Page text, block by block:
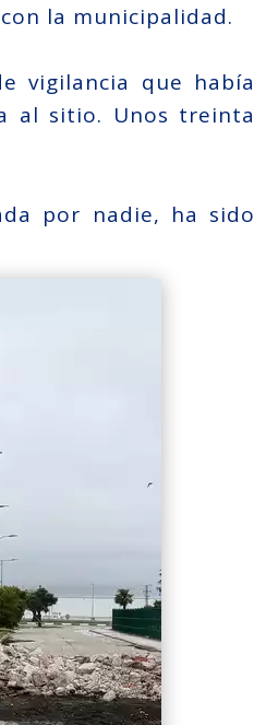
la municipalidad.
vigilancia que había
al sitio. Unos treinta
por nadie, ha sido